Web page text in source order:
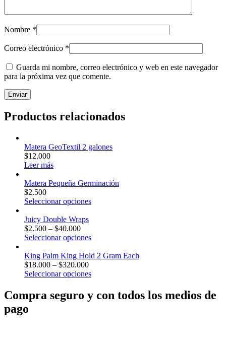
Nombre *
Correo electrónico *
Guarda mi nombre, correo electrónico y web en este navegador
para la próxima vez que comente.
Productos relacionados
Matera GeoTextil 2 galones
$12.000
Leer más
Matera Pequeña Germinación
$2.500
Seleccionar opcionesEste
variantes.
opciones
pueden
la
Juicy Double Wraps
$2.500 – $40.000
Seleccionar opcionesEste
tiene
variantes.
opciones
se
King Palm King Hold 2 Gram Each
$18.000 – $320.000
Seleccionar opcionesEste
múltiples
Compra seguro y con todos los medios de
pago